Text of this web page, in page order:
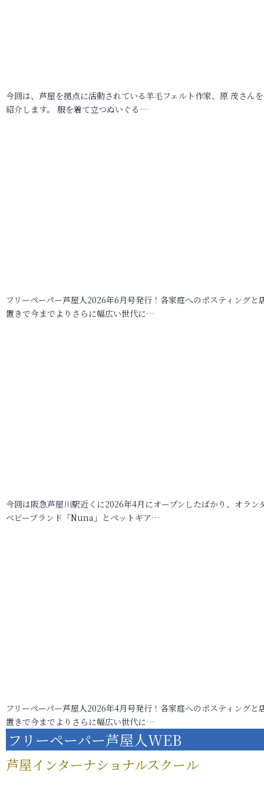
今回は、芦屋を拠点に活動されている羊毛フェルト作家、原 茂さん
紹介します。 服を着て立つぬいぐる…
フリーペーパー芦屋人2026年6月号発行！各家庭へのポスティングと
置きで今までよりさらに幅広い世代に…
今回は阪急芦屋川駅近くに2026年4月にオープンしたばかり、オラン
ベビーブランド「Nuna」とペットギア…
フリーペーパー芦屋人2026年4月号発行！各家庭へのポスティングと
置きで今までよりさらに幅広い世代に…
フリーペーパー芦屋人WEB
芦屋インターナショナルスクール